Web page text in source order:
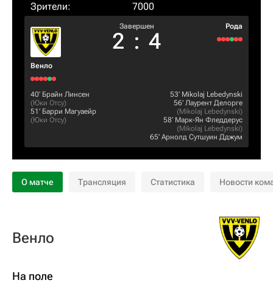
Зрители:
7000
Венло
Завершен
2 : 4
Рода
40‎’‎ Брайн Линсен
(Юки Отсу)
51‎’‎ Барри Магуаейр
(Юки Отсу)
53‎’‎ Mikolaj Lebedynski
56‎’‎ Лаурент Делорге
(Mikolaj Lebedynski)
58‎’‎ Марк-Ян Фледдерус
(Mikolaj Lebedynski)
65‎’‎ Арнолд Сутшуин Дджум
О матче Трансляция Статистика Новости
Венло
На поле